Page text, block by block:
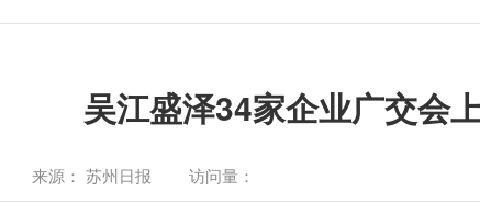
吴江盛泽34家企业广交会
来源： 苏州日报 访问量：